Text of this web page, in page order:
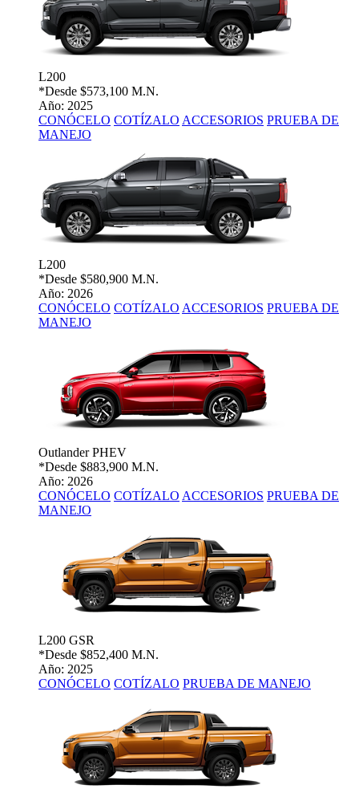
L200
*Desde $573,100 M.N.
Año: 2025
CONÓCELO COTÍZALO ACCESORIOS PRUEBA DE
MANEJO
L200
*Desde $580,900 M.N.
Año: 2026
CONÓCELO COTÍZALO ACCESORIOS PRUEBA DE
MANEJO
Outlander PHEV
*Desde $883,900 M.N.
Año: 2026
CONÓCELO COTÍZALO ACCESORIOS PRUEBA DE
MANEJO
L200 GSR
*Desde $852,400 M.N.
Año: 2025
CONÓCELO COTÍZALO PRUEBA DE MANEJO